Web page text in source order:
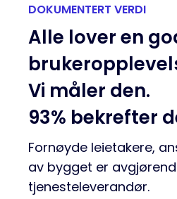
DOKUMENTERT VERDI
Alle lover en
Vi måler den.
93% bekrefter
Fornøyde leietakere,
av bygget er
tjenesteleverandør.